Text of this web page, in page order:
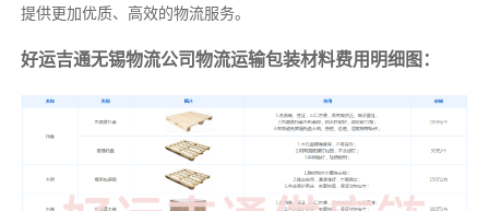
提供更加优质、高效的物流服务。
好运吉通无锡物流公司物流运输包装材料费用明细图：